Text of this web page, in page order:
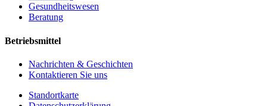
Gesundheitswesen
Beratung
Betriebsmittel
Nachrichten & Geschichten
Kontaktieren Sie uns
Standortkarte